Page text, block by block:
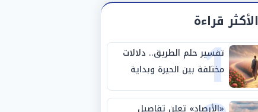
الأكثر قراءة
1
تفسير حلم الطريق.. دلالات
مختلفة بين الحيرة وبداية
مرحلة جديدة
«الأرصاد» تعلن تفاصيل